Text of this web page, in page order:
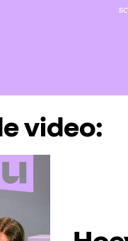
video: